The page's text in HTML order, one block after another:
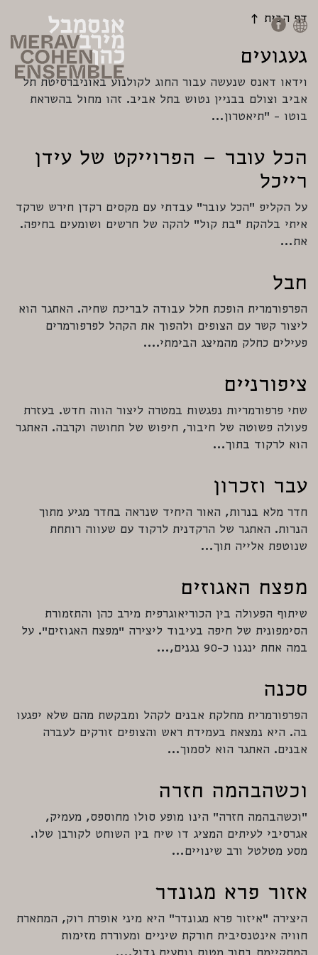
דף הבית
געגועים
וידאו דאנס שנעשה עבור החוג לקולנוע באוניברסיטת תל
אביב וצולם בבניין נטוש בתל אביב. זהו מחול בהשראת
בוטו - ״תיאטרון…
הכל עובר – הפרוייקט של עידן
רייכל
על הקליפ ״הכל עובר״ עבדתי עם מקסים רקדן חירש שרקד
איתי בלהקת ״בת קול״ להקה של חרשים ושומעים בחיפה.
את…
חבל
הפרפורמרית הופכת חלל עבודה לבריכת שחיה. האתגר הוא
ליצור קשר עם הצופים ולהפוך את הקהל לפרפורמרים
פעילים כחלק מהמיצג הבימתי.…
ציפורניים
שתי פרפורמריות נפגשות במטרה ליצור הווה חדש. בעזרת
פעולה פשוטה של חיבור, חיפוש של תחושה וקרבה. האתגר
הוא לרקוד בתוך…
עבר וזכרון
חדר מלא בנרות, האור היחיד שנראה בחדר מגיע מתוך
הנרות. האתגר של הרקדנית לרקוד עם שעווה רותחת
שנוטפת אלייה תוך…
מפצח האגוזים
שיתוף הפעולה בין הכוריאוגרפית מירב כהן והתזמורת
הסימפונית של חיפה בעיבוד ליצירה "מפצח האגוזים". על
במה אחת ינגנו כ-90 נגנים,…
סכנה
הפרפורמרית מחלקת אבנים לקהל ומבקשת מהם שלא יפגעו
בה. היא נמצאת בעמידת ראש והצופים זורקים לעברה
אבנים. האתגר הוא לסמוך…
וכשהבהמה חזרה
״וכשהבהמה חזרה״ הינו מופע סולו מחוספס, מעמיק,
אגרסיבי לעיתים המציג דו שיח בין השוחט לקורבן שלו.
מסע מטלטל ורב שינויים…
אזור פרא מגונדר
היצירה ״איזור פרא מגונדר״ היא מיני אופרת רוק, המתארת
חוויה אינטנסיבית חורקת שיניים ומעוררת מזימות